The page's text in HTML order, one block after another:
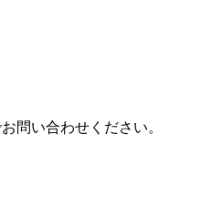
問い合わせください。